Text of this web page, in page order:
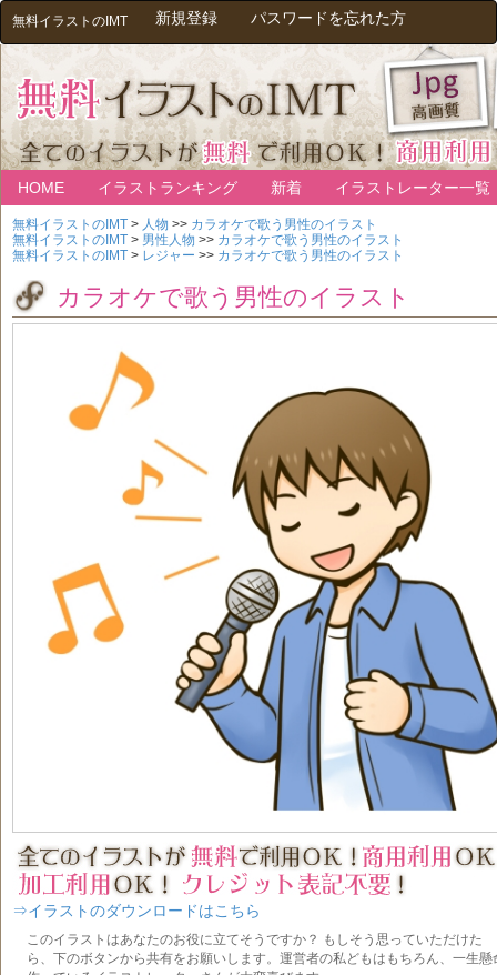
無料イラストのIMT 新規登録 パスワードを忘れた方
HOME イラストランキング 新着 イラストレーター一覧
無料イラストのIMT > 人物 >> カラオケで歌う男性のイラスト
無料イラストのIMT > 男性人物 >> カラオケで歌う男性のイラスト
無料イラストのIMT > レジャー >> カラオケで歌う男性のイラスト
カラオケで歌う男性のイラスト
⇒イラストのダウンロードはこちら